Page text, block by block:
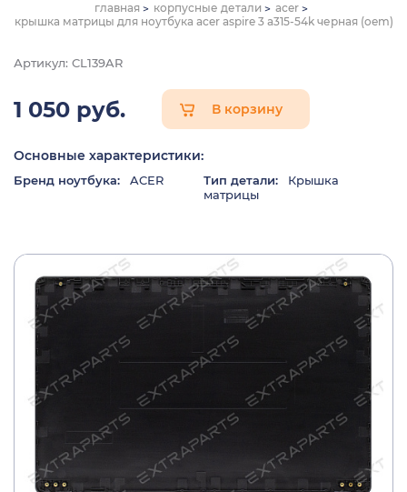
главная корпусные детали
acer
крышка матрицы для ноутбука acer aspire 3 a315-54k черная (oem)
Артикул: CL139AR
1 050 руб. В корзину
Основные характеристики:
Бренд ноутбука: ACER Тип детали:
Крышка
матрицы